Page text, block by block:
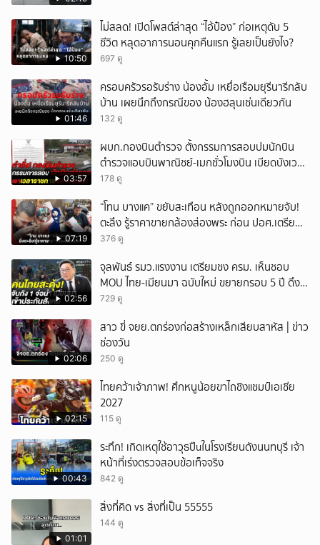
10:50
ไม่สลด! เปิดโพสต์ล่าสุด “ไอ้ป๋อง” ก่อเหตุดับ 5
ชีวิต หลุดอาการนอนคุกคืนแรก รู้เลยเป็นยังไง?
697 ดู
01:46
ครอบครัวรอรับร่าง น้องอั้ม เหยื่อเรือมยุรีนารีกลับ
บ้าน เผยนึกถึงกรณีของ น้องฮลุนเช่นเดียวกัน
132 ดู
03:57
ผบก.กองบินตำรวจ ตั้งกรรมการสอบปมนักบิน
ตำรวจแอบบินพาณิชย์-เมกชั่วโมงบิน เบียดบังเวลา
ทำหน้าที่
178 ดู
07:19
“โทน บางแค” ขยับสะเทือน หลังถูกออกหมายจับ!
ตะลึง รู้ราคาขายกล้องส่องพระ ก่อน ปอศ.เตรียม
บุกรวบ?
376 ดู
02:56
จุลพันธ์ รมว.แรงงาน เตรียมชง ครม. เห็นชอบ
MOU ไทย-เมียนมา ฉบับใหม่ ขยายกรอบ 5 ปี ดึง
แรงงานเข้าระบบ
729 ดู
02:06
สาว ขี่ จยย.ตกร่องก่อสร้างเหล็กเสียบสาหัส | ข่าว
ช่องวัน
250 ดู
02:15
ไทยคว้าเจ้าภาพ! ศึกหนูน้อยขาไถชิงแชมป์เอเชีย
2027
115 ดู
00:43
ระทึก! เกิดเหตุใช้อาวุธปืuในโรงเรียนดังนนทบุรี เจ้า
หน้าที่เร่งตรวจสอบข้อเท็จจริง
842 ดู
01:01
สิ่งที่คิด vs สิ่งที่เป็น 55555
144 ดู